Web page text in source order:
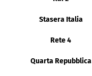
Stasera Italia
Rete 4
Quarta Repubblica